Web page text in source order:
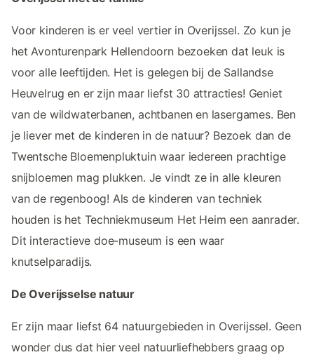
Voor kinderen is er veel vertier in Overijssel. Zo kun je
het Avonturenpark Hellendoorn bezoeken dat leuk is
voor alle leeftijden. Het is gelegen bij de Sallandse
Heuvelrug en er zijn maar liefst 30 attracties! Geniet
van de wildwaterbanen, achtbanen en lasergames. Ben
je liever met de kinderen in de natuur? Bezoek dan de
Twentsche Bloemenpluktuin waar iedereen prachtige
snijbloemen mag plukken. Je vindt ze in alle kleuren
van de regenboog! Als de kinderen van techniek
houden is het Techniekmuseum Het Heim een aanrader.
Dit interactieve doe-museum is een waar
knutselparadijs.
De Overijsselse natuur
Er zijn maar liefst 64 natuurgebieden in Overijssel. Geen
wonder dus dat hier veel natuurliefhebbers graag op